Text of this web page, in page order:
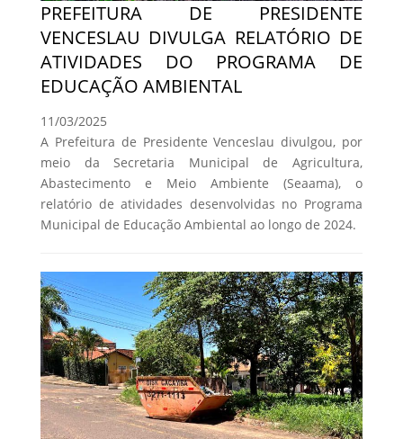
PREFEITURA DE PRESIDENTE
VENCESLAU DIVULGA RELATÓRIO DE
ATIVIDADES DO PROGRAMA DE
EDUCAÇÃO AMBIENTAL
11/03/2025
A Prefeitura de Presidente Venceslau divulgou, por
meio da Secretaria Municipal de Agricultura,
Abastecimento e Meio Ambiente (Seaama), o
relatório de atividades desenvolvidas no Programa
Municipal de Educação Ambiental ao longo de 2024.